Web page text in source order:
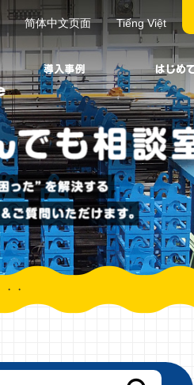
简体中文页面 Tiếng Việt
・